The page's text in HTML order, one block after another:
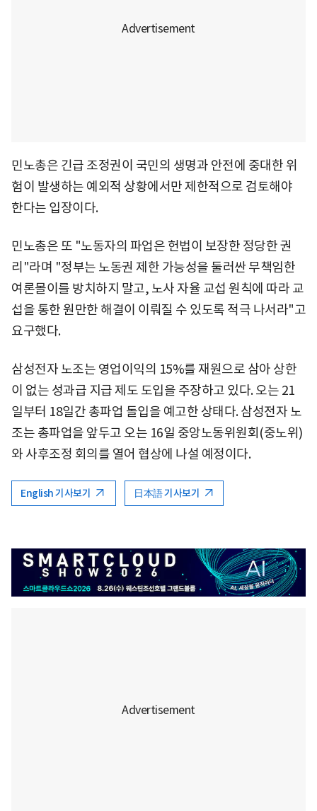
민노총은 긴급 조정권이 국민의 생명과 안전에 중대한 위
험이 발생하는 예외적 상황에서만 제한적으로 검토해야
한다는 입장이다.
민노총은 또 "노동자의 파업은 헌법이 보장한 정당한 권
리"라며 "정부는 노동권 제한 가능성을 둘러싼 무책임한
여론몰이를 방치하지 말고, 노사 자율 교섭 원칙에 따라 교
섭을 통한 원만한 해결이 이뤄질 수 있도록 적극 나서라"고
요구했다.
삼성전자 노조는 영업이익의 15%를 재원으로 삼아 상한
이 없는 성과급 지급 제도 도입을 주장하고 있다. 오는 21
일부터 18일간 총파업 돌입을 예고한 상태다. 삼성전자 노
조는 총파업을 앞두고 오는 16일 중앙노동위원회(중노위)
와 사후조정 회의를 열어 협상에 나설 예정이다.
English 기사보기 日本語 기사보기